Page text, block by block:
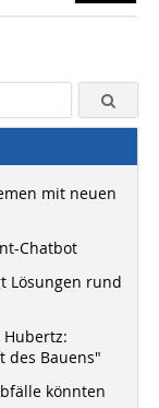
mit neuen
Chatbot
Lösungen rund
des Bauens"
könnten